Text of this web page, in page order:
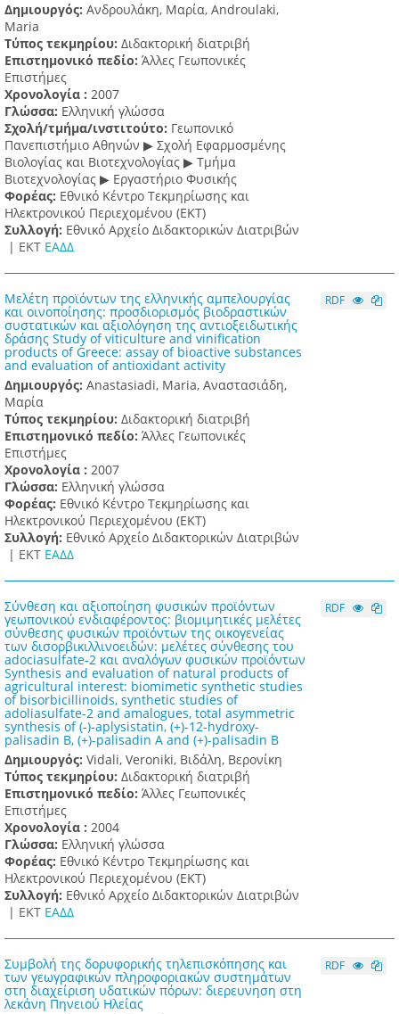
Δημιουργός: Ανδρουλάκη, Μαρία, Androulaki,
Maria
Τύπος τεκμηρίου: Διδακτορική διατριβή
Επιστημονικό πεδίο: Άλλες Γεωπονικές
Επιστήμες
Χρονολογία : 2007
Γλώσσα: Ελληνική γλώσσα
Σχολή/τμήμα/ινστιτούτο: Γεωπονικό
Πανεπιστήμιο Αθηνών ▶ Σχολή Εφαρμοσμένης
Βιολογίας και Βιοτεχνολογίας ▶ Τμήμα
Βιοτεχνολογίας ▶ Εργαστήριο Φυσικής
Φορέας: Εθνικό Κέντρο Τεκμηρίωσης και
Ηλεκτρονικού Περιεχομένου (ΕΚΤ)
Συλλογή: Εθνικό Αρχείο Διδακτορικών Διατριβών
| ΕΚΤ ΕΑΔΔ
Μελέτη προϊόντων της ελληνικής αμπελουργίας
και οινοποίησης: προσδιορισμός βιοδραστικών
συστατικών και αξιολόγηση της αντιοξειδωτικής
δράσης Study of viticulture and vinification
products of Greece: assay of bioactive substances
and evaluation of antioxidant activity
Δημιουργός: Anastasiadi, Maria, Αναστασιάδη,
Μαρία
Τύπος τεκμηρίου: Διδακτορική διατριβή
Επιστημονικό πεδίο: Άλλες Γεωπονικές
Επιστήμες
Χρονολογία : 2007
Γλώσσα: Ελληνική γλώσσα
Φορέας: Εθνικό Κέντρο Τεκμηρίωσης και
Ηλεκτρονικού Περιεχομένου (ΕΚΤ)
Συλλογή: Εθνικό Αρχείο Διδακτορικών Διατριβών
| ΕΚΤ ΕΑΔΔ
RDF
Σύνθεση και αξιοποίηση φυσικών προϊόντων
γεωπονικού ενδιαφέροντος: βιομιμητικές μελέτες
σύνθεσης φυσικών προϊόντων της οικογενείας
των δισορβικιλλινοειδών: μελέτες σύνθεσης του
adociasulfate-2 και αναλόγων φυσικών προϊόντων
Synthesis and evaluation of natural products of
agricultural interest: biomimetic synthetic studies
of bisorbicillinoids, synthetic studies of
adoliasulfate-2 and amalogues, total asymmetric
synthesis of (-)-aplysistatin, (+)-12-hydroxy-
palisadin B, (+)-palisadin A and (+)-palisadin B
Δημιουργός: Vidali, Veroniki, Βιδάλη, Βερονίκη
Τύπος τεκμηρίου: Διδακτορική διατριβή
Επιστημονικό πεδίο: Άλλες Γεωπονικές
Επιστήμες
Χρονολογία : 2004
Γλώσσα: Ελληνική γλώσσα
Φορέας: Εθνικό Κέντρο Τεκμηρίωσης και
Ηλεκτρονικού Περιεχομένου (ΕΚΤ)
Συλλογή: Εθνικό Αρχείο Διδακτορικών Διατριβών
| ΕΚΤ ΕΑΔΔ
RDF
Συμβολή της δορυφορικής τηλεπισκόπησης και
των γεωγραφικών πληροφοριακών συστημάτων
στη διαχείριση υδατικών πόρων: διερευνηση στη
λεκάνη Πηνειού Ηλείας
RDF